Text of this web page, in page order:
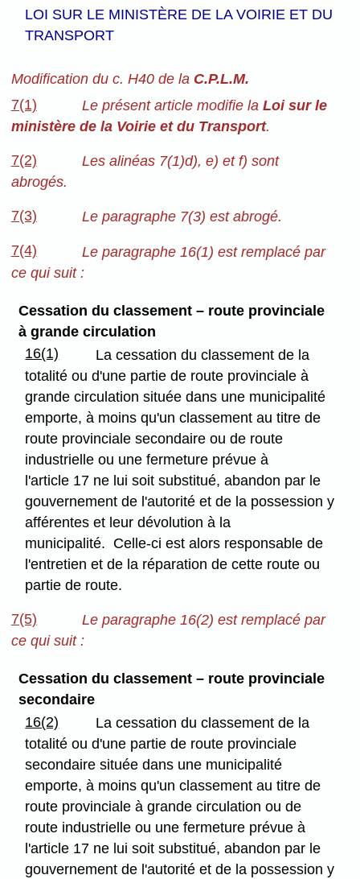
LOI SUR LE MINISTÈRE DE LA VOIRIE ET DU
TRANSPORT
Modification du c. H40 de la C.P.L.M.
7(1)
Le présent article modifie la Loi sur le
ministère de la Voirie et du Transport.
7(2)
Les alinéas 7(1)d), e) et f) sont
abrogés.
7(3) Le paragraphe 7(3) est abrogé.
7(4)
Le paragraphe 16(1) est remplacé par
ce qui suit :
Cessation du classement – route provinciale
à grande circulation
16(1)
La cessation du classement de la
totalité ou d'une partie de route provinciale à
grande circulation située dans une municipalité
emporte, à moins qu'un classement au titre de
route provinciale secondaire ou de route
industrielle ou une fermeture prévue à
l'article 17 ne lui soit substitué, abandon par le
gouvernement de l'autorité et de la possession y
afférentes et leur dévolution à la
municipalité. Celle-ci est alors responsable de
l'entretien et de la réparation de cette route ou
partie de route.
7(5)
Le paragraphe 16(2) est remplacé par
ce qui suit :
Cessation du classement – route provinciale
secondaire
16(2)
La cessation du classement de la
totalité ou d'une partie de route provinciale
secondaire située dans une municipalité
emporte, à moins qu'un classement au titre de
route provinciale à grande circulation ou de
route industrielle ou une fermeture prévue à
l'article 17 ne lui soit substitué, abandon par le
gouvernement de l'autorité et de la possession y